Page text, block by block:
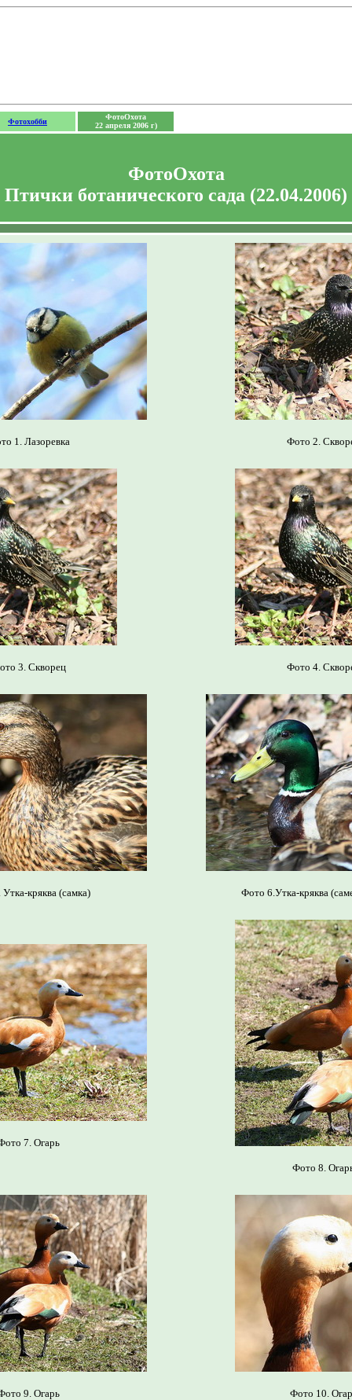
Фотохобби
ФотоОхота
22 апреля 2006 г)
ФотоОхота
Птички ботанического сада (22.04.2006)
1. Лазоревка Фото 2.
3. Скворец Фото 4.
кряква (самка) Фото 6.Утка-кряква
7. Огарь
Фото 8.
9. Огарь Фото 10.